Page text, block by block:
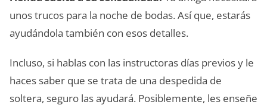
unos trucos para la noche de bodas. Así que, estarás
ayudándola también con esos detalles.
Incluso, si hablas con las instructoras días previos y le
haces saber que se trata de una despedida de
soltera, seguro las ayudará. Posiblemente, les enseñe